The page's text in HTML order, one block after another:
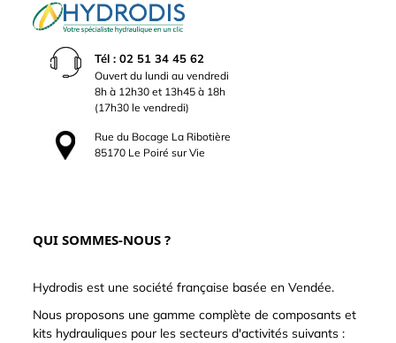
Tél : 02 51 34 45 62
Ouvert du lundi au vendredi
8h à 12h30 et 13h45 à 18h
(17h30 le vendredi)
Rue du Bocage La Ribotière
85170 Le Poiré sur Vie
QUI SOMMES-NOUS ?
Hydrodis est une société française basée en Vendée.
Nous proposons une gamme complète de composants et
kits hydrauliques pour les secteurs d'activités suivants :